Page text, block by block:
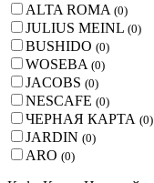
ALTA ROMA (0)
JULIUS MEINL (0)
BUSHIDO (0)
WOSEBA (0)
JACOBS (0)
NESCAFE (0)
ЧЕРНАЯ КАРТА (0)
JARDIN (0)
ARO (0)